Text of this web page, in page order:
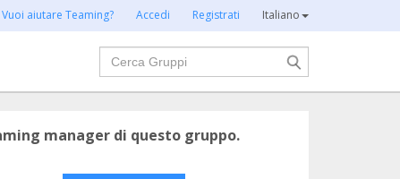
Vuoi aiutare Teaming? Accedi Registrati Italiano
Cerca
manager di questo gruppo.